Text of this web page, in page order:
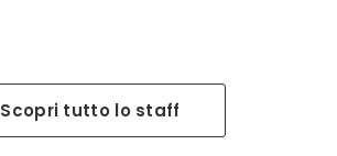
Scopri tutto lo staff